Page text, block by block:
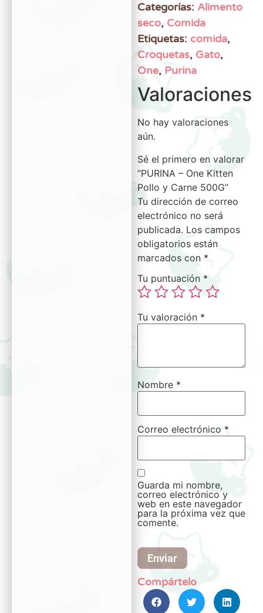
Categorías: Alimento
seco, Comida
Etiquetas: comida,
Croquetas, Gato,
One, Purina
Valoraciones
No hay valoraciones
aún.
Sé el primero en valorar
“PURINA – One Kitten
Pollo y Carne 500G”
Tu dirección de correo
electrónico no será
publicada. Los campos
obligatorios están
marcados con *
Tu puntuación *
Tu valoración *
Nombre *
Correo electrónico *
Guarda mi nombre,
correo electrónico y
web en este navegador
para la próxima vez que
comente.
Compártelo